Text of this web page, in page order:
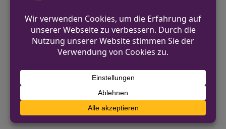
VORHERIGER BEITRAG
Pedelec-Fahrer flüchtet vor der Polizei in
Lüdinghausen
Motorrad aus Tiefgarage in Monheim am
Rhein gestohlen